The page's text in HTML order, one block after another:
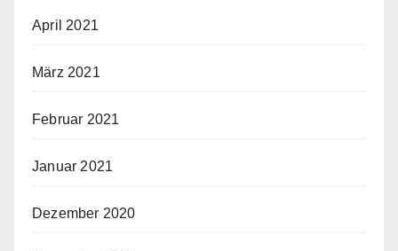
April 2021
März 2021
Februar 2021
Januar 2021
Dezember 2020